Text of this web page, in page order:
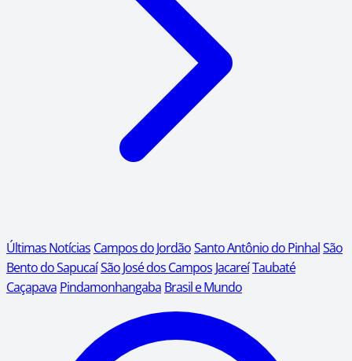
Últimas Notícias Campos do JordãoSanto Antônio do PinhalSão
Bento do SapucaíSão José dos Campos JacareíTaubaté
Caçapava Pindamonhangaba Brasil e Mundo